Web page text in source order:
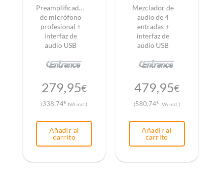
Preamplificador
de micrófono
profesional +
interfaz de
audio USB
279,95€
(338,74€ IVA incl.)
Añadir al
carrito
Mezclador de
audio de 4
entradas +
interfaz de
audio USB
479,95€
(580,74€IVA incl.)
Añadir al
carrito